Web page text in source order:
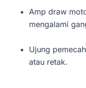
Amp draw
mengalami
Ujung
atau retak.